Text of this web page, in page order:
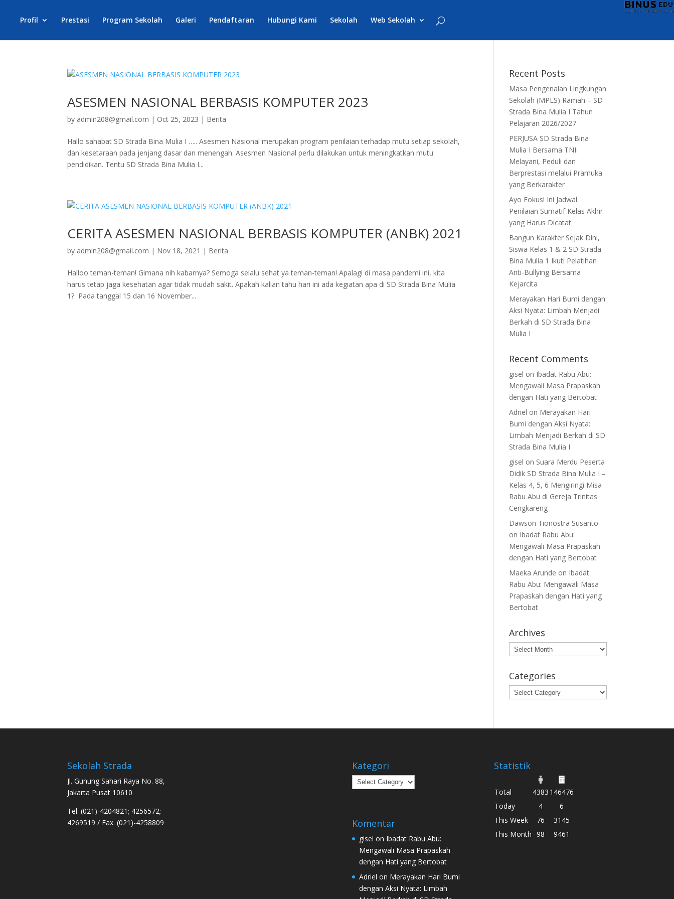
Profil Prestasi Program Sekolah Galeri Pendaftaran Hubungi Kami Sekolah Web Sekolah
ASESMEN NASIONAL BERBASIS KOMPUTER 2023
by admin208@gmail.com | Oct 25, 2023 | Berita
Hallo sahabat SD Strada Bina Mulia I ….. Asesmen Nasional merupakan program penilaian terhadap mutu setiap sekolah,
dan kesetaraan pada jenjang dasar dan menengah. Asesmen Nasional perlu dilakukan untuk meningkatkan mutu
pendidikan. Tentu SD Strada Bina Mulia I...
CERITA ASESMEN NASIONAL BERBASIS KOMPUTER (ANBK) 2021
by admin208@gmail.com | Nov 18, 2021 | Berita
Halloo teman-teman! Gimana nih kabarnya? Semoga selalu sehat ya teman-teman! Apalagi di masa pandemi ini, kita
harus tetap jaga kesehatan agar tidak mudah sakit. Apakah kalian tahu hari ini ada kegiatan apa di SD Strada Bina Mulia
1? Pada tanggal 15 dan 16 November...
Recent Posts
Masa Pengenalan Lingkungan
Sekolah (MPLS) Ramah – SD
Strada Bina Mulia I Tahun
Pelajaran 2026/2027
PERJUSA SD Strada Bina
Mulia I Bersama TNI:
Melayani, Peduli dan
Berprestasi melalui Pramuka
yang Berkarakter
Ayo Fokus! Ini Jadwal
Penilaian Sumatif Kelas Akhir
yang Harus Dicatat
Bangun Karakter Sejak Dini,
Siswa Kelas 1 & 2 SD Strada
Bina Mulia 1 Ikuti Pelatihan
Anti-Bullying Bersama
Kejarcita
Merayakan Hari Bumi dengan
Aksi Nyata: Limbah Menjadi
Berkah di SD Strada Bina
Mulia I
Recent Comments
gisel on Ibadat Rabu Abu:
Mengawali Masa Prapaskah
dengan Hati yang Bertobat
Adriel on Merayakan Hari
Bumi dengan Aksi Nyata:
Limbah Menjadi Berkah di SD
Strada Bina Mulia I
gisel on Suara Merdu Peserta
Didik SD Strada Bina Mulia I –
Kelas 4, 5, 6 Mengiringi Misa
Rabu Abu di Gereja Trinitas
Cengkareng
Dawson Tionostra Susanto
on Ibadat Rabu Abu:
Mengawali Masa Prapaskah
dengan Hati yang Bertobat
Maeka Arunde on Ibadat
Rabu Abu: Mengawali Masa
Prapaskah dengan Hati yang
Bertobat
Archives
Archives
Categories
Categories
Sekolah Strada
Jl. Gunung Sahari Raya No. 88,
Jakarta Pusat 10610
Tel. (021)-4204821; 4256572;
4269519 / Fax. (021)-4258809
Kategori
Kategori
Komentar
gisel on Ibadat Rabu Abu:
Mengawali Masa Prapaskah
dengan Hati yang Bertobat
Adriel on Merayakan Hari Bumi
dengan Aksi Nyata: Limbah
Statistik
Total 4383 146476
Today
4
6
This Week
76
3145
This Month 98 9461